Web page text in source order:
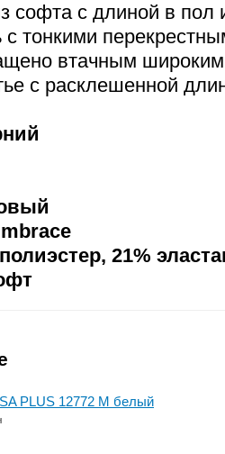
софта с длиной в пол
тонкими
втачным
с расклешенной
21%
PLUS 12772 M белый